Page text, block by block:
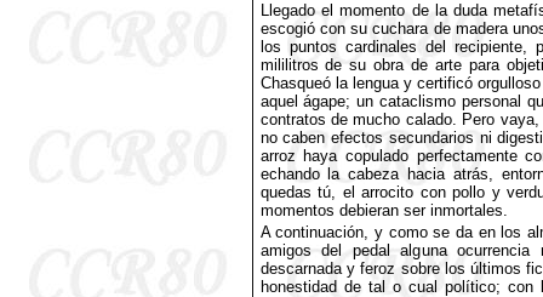
Llegado el momento de la duda
escogió con su cuchara de madera
los puntos cardinales del recipiente,
mililitros de su obra de arte para
Chasqueó la lengua y certificó
aquel ágape; un cataclismo personal
contratos de mucho calado. Pero
no caben efectos secundarios ni
arroz haya copulado perfectamente
echando la cabeza hacia atrás,
quedas tú, el arrocito con pollo y
momentos debieran ser inmortales.
A continuación, y como se da en los
amigos del pedal alguna
descarnada y feroz sobre los últimos
honestidad de tal o cual político;